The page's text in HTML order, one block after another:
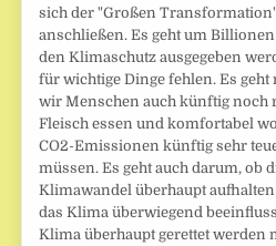
sich der "Großen
anschließen. Es geht um
den Klimaschutz ausgegeben
für wichtige Dinge fehlen. Es
wir Menschen auch künftig noch
Fleisch essen und komfortabel
CO2-Emissionen künftig sehr
müssen. Es geht auch darum, ob
Klimawandel überhaupt
das Klima überwiegend
Klima überhaupt gerettet werden